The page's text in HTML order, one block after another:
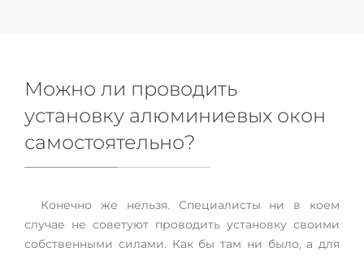
Можно ли проводить
установку алюминиевых окон
самостоятельно?
Конечно же нельзя. Специалисты ни в коем
случае не советуют проводить установку своими
собственными силами. Как бы там ни было, а для